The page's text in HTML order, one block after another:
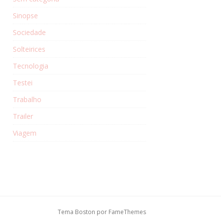
Sinopse
Sociedade
Solteirices
Tecnologia
Testei
Trabalho
Trailer
Viagem
Tema Boston por FameThemes